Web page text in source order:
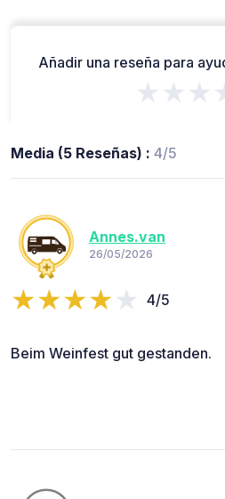
Añadir una reseña para
Media (5 Reseñas) : 4/5
Annes.van
26/05/2026
4/5
Beim Weinfest gut gestanden.